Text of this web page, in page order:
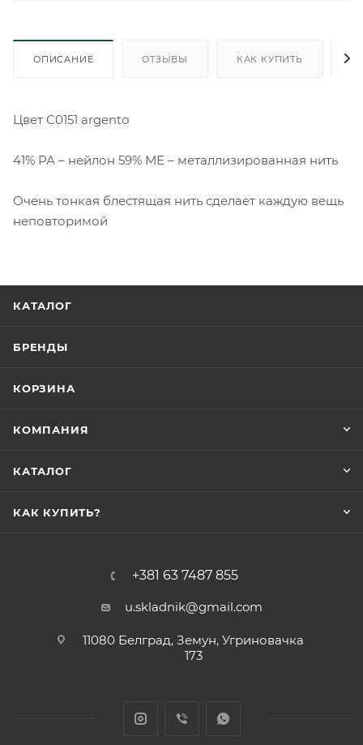
ОПИСАНИЕ ОТЗЫВЫ КАК КУПИТЬ
Цвет C0151 argento
41% РА – нейлон 59% МЕ – металлизированная нить
Очень тонкая блестящая нить сделает каждую вещь
неповторимой
КАТАЛОГ
БРЕНДЫ
КОРЗИНА
КОМПАНИЯ
КАТАЛОГ
КАК КУПИТЬ?
+381 63 7487 855
u.skladnik@gmail.com
11080 Белград, Земун, Угриновачка
173